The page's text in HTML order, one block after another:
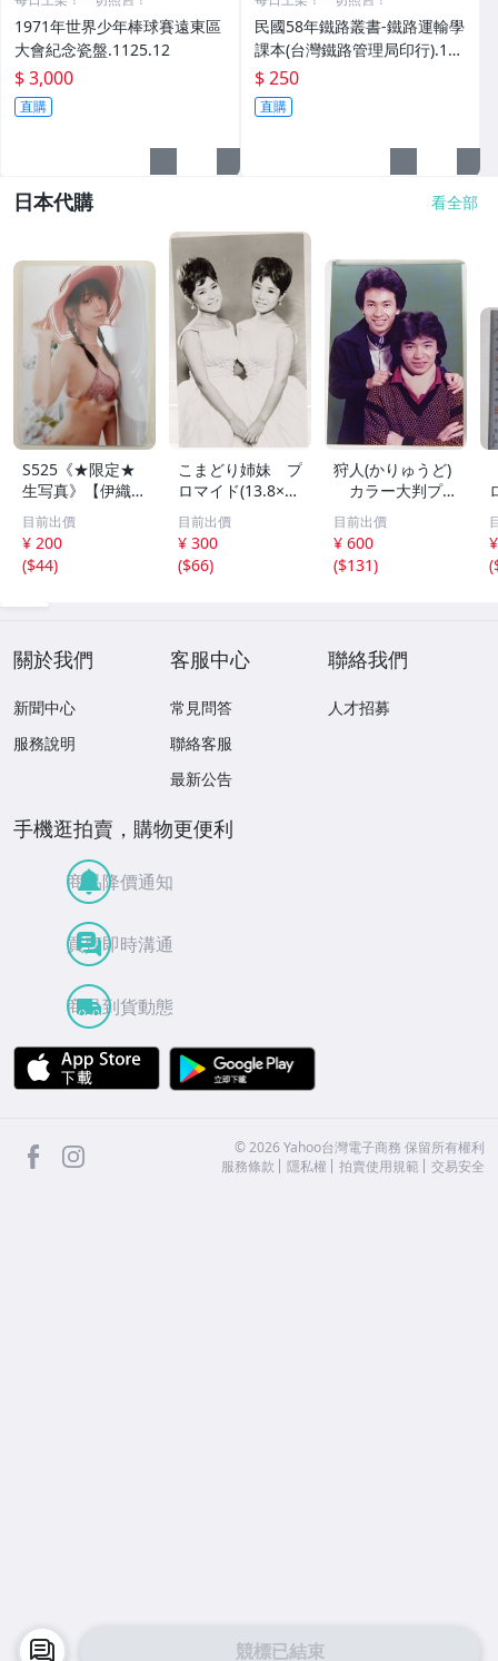
競標已結束
1971年世界少年棒球賽遠東區
大會紀念瓷盤.1125.12
$ 3,000
直購
民國58年鐵路叢書-鐵路運輸學
課本(台灣鐵路管理局印行).110
6.26
$ 250
直購
日本代購 看全部
S525《★限定★
生写真》【伊織も
え】ビッグコミッ
クスピリッツ 202
6年8月3日号 ★セ
ブンネット限定特
目前出價
¥ 200
($44)
こまどり姉妹 プ
ロマイド(13.8×8.
5cm) 1枚●bn.4
6
目前出價
¥ 300
($66)
狩人(かりゅうど)
カラー大判プロ
マイド(18×13cm)
1枚●bn.48
目前出價
¥ 600
($131)
(
關於我們
新聞中心
服務說明
客服中心
常見問答
聯絡客服
最新公告
聯絡我們
人才招募
手機逛拍賣，購物更便利
商品降價通知
買賣即時溝通
商品到貨動態
APP Store
facebook ©2026 Yahoo台灣電子商務 保留所有權利
服務條款
隱私權 拍賣使用規範 交易安全